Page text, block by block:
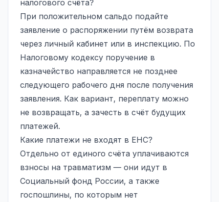
налогового счёта?
При положительном сальдо подайте
заявление о распоряжении путём возврата
через личный кабинет или в инспекцию. По
Налоговому кодексу поручение в
казначейство направляется не позднее
следующего рабочего дня после получения
заявления. Как вариант, переплату можно
не возвращать, а зачесть в счёт будущих
платежей.
Какие платежи не входят в ЕНС?
Отдельно от единого счёта уплачиваются
взносы на травматизм — они идут в
Социальный фонд России, а также
госпошлины, по которым нет